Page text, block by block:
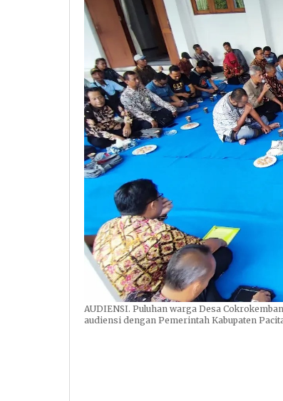
AUDIENSI. Puluhan warga Desa
audiensi dengan Pemerintah Kabupaten